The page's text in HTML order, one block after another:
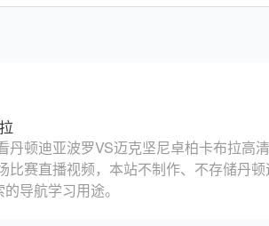
顿迪亚波罗VS迈克坚尼卓柏卡布拉高
赛直播视频，本站不制作、不存储丹
导航学习用途。